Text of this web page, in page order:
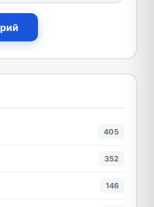
405
352
146